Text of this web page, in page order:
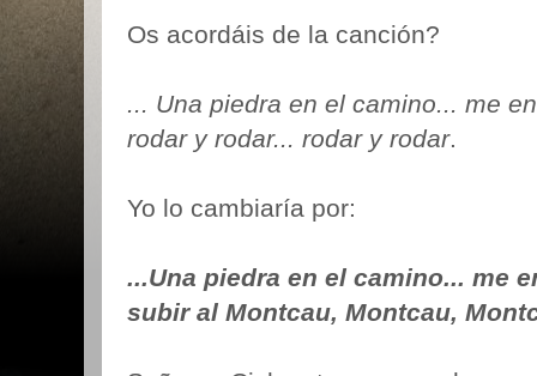
Os acordáis de la canción?
... Una piedra en el camino... me
rodar y rodar... rodar y rodar.
Yo lo cambiaría por:
...Una piedra en el camino... me
subir al Montcau, Montcau,